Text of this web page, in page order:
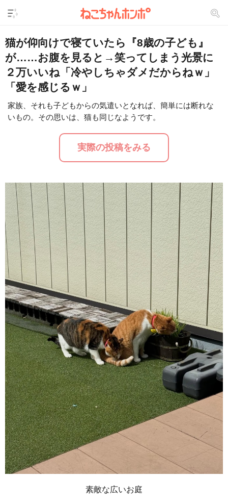
猫が仰向けで寝ていたら『8歳の子ども』
が……お腹を見ると→笑ってしまう光景に
２万いいね「冷やしちゃダメだからねｗ」
「愛を感じるｗ」
U
/
L
a
:
.
2
4
%
家族、それも子どもからの気遣いとなれば、簡単には断れな
いもの。その思いは、猫も同じなようです。
実際の投稿をみる
素敵な広いお庭